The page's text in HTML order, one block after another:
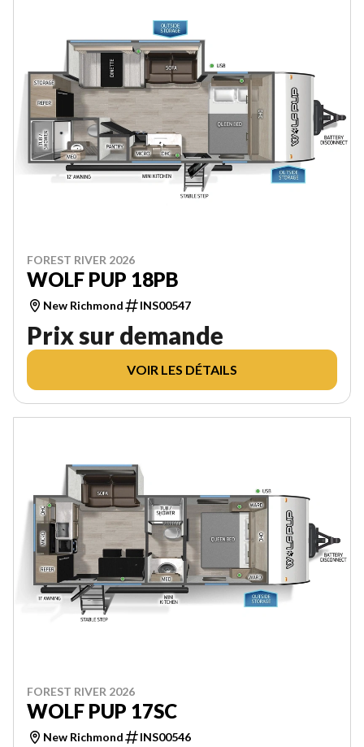
FOREST RIVER 2026
WOLF PUP 18PB
New Richmond INS00547
Prix sur demande
VOIR LES DÉTAILS
FOREST RIVER 2026
WOLF PUP 17SC
New Richmond INS00546